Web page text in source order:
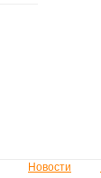
Новости